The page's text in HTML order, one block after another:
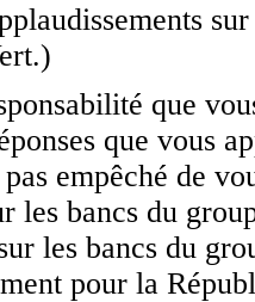
que
que vous
empêché de
les bancs du
les bancs du
pour la